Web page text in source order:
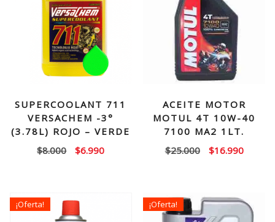
SUPERCOOLANT 711
VERSACHEM -3°
(3.78L) ROJO – VERDE
$8.000
El
$8.000.
$6.990El
ACEITE MOTOR
MOTUL 4T 10W-40
7100 MA2 1LT.
$25.000
El
$25.000.
$16.990El
¡Oferta! ¡Oferta!